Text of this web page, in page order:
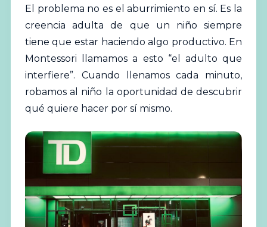
El problema no es el aburrimiento en sí. Es la
creencia adulta de que un niño siempre
tiene que estar haciendo algo productivo. En
Montessori llamamos a esto “el adulto que
interfiere”. Cuando llenamos cada minuto,
robamos al niño la oportunidad de descubrir
qué quiere hacer por sí mismo.